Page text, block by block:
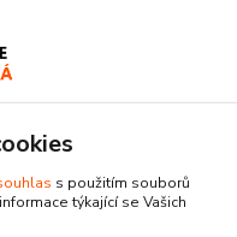
s použitím souborů
týkající se Vašich